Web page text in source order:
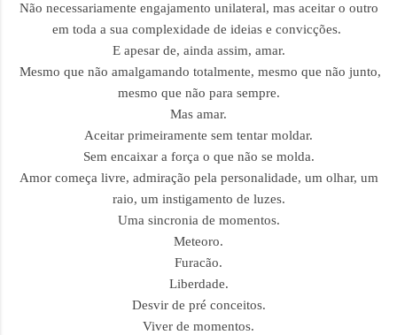
Não necessariamente engajamento unilateral, mas aceitar o outro
em toda a sua complexidade de ideias e convicções.
E apesar de, ainda assim, amar.
Mesmo que não amalgamando totalmente, mesmo que não junto,
mesmo que não para sempre.
Mas amar.
Aceitar primeiramente sem tentar moldar.
Sem encaixar a força o que não se molda.
Amor começa livre, admiração pela personalidade, um olhar, um
raio, um instigamento de luzes.
Uma sincronia de momentos.
Meteoro.
Furacão.
Liberdade.
Desvir de pré conceitos.
Viver de momentos.